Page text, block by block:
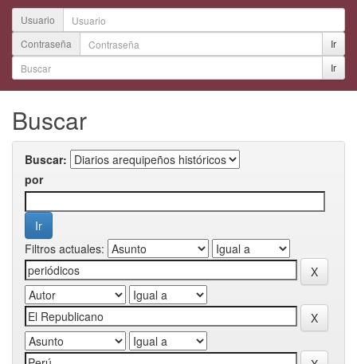
Usuario
Contraseña
Ir
Ir
Buscar
Buscar:
por
Filtros actuales: